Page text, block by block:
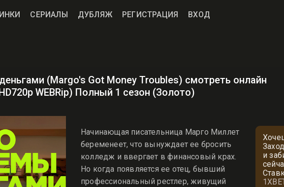
СЕРИАЛЫ ДУБЛЯЖ РЕГИСТРАЦИЯ ВХОД
(Margo's Got Money Troubles) смотреть онлайн
WEBRip) Полный 1 сезон (Золото)
и
Начинающая писательница Марго Миллет
беременеет, что вынуждает ее бросить
колледж и ввергает в финансовый крах.
Но когда появляется ее отец, бывший
профессиональный рестлер, живущий